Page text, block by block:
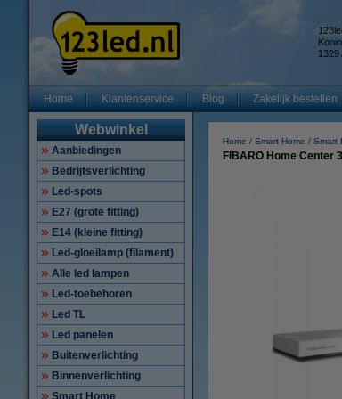
1329
Home Klantenservice Blog Zakelijk bestellen
Webwinkel
Aanbiedingen
Bedrijfsverlichting
Led-spots
E27 (grote fitting)
E14 (kleine fitting)
Led-gloeilamp (filament)
Alle led lampen
Led-toebehoren
Led TL
Led panelen
Buitenverlichting
Binnenverlichting
Smart Home
Home Smart Home Smart
FIBARO Home Center